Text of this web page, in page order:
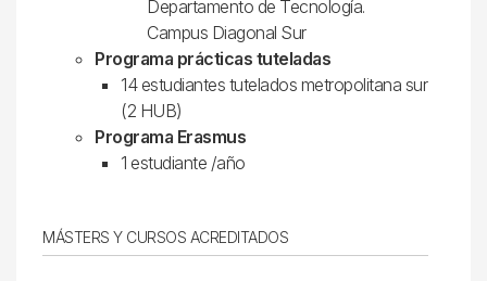
Departamento de Tecnología.
Campus Diagonal Sur
Programa prácticas tuteladas
14 estudiantes tutelados metropolitana sur
(2 HUB)
Programa Erasmus
1 estudiante /año
MÁSTERS Y CURSOS ACREDITADOS